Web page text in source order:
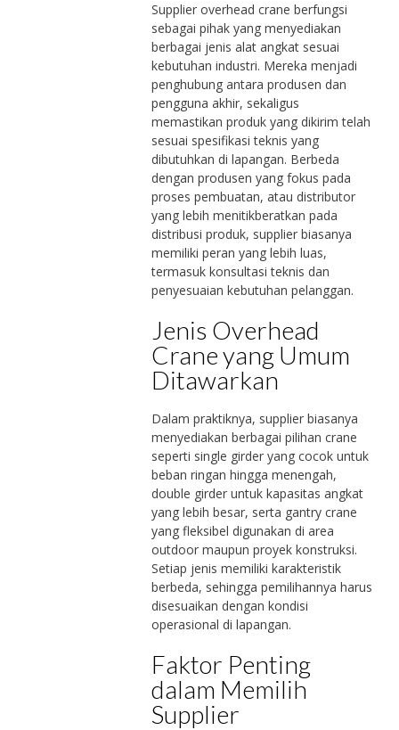
Supplier overhead crane berfungsi
sebagai pihak yang menyediakan
berbagai jenis alat angkat sesuai
kebutuhan industri. Mereka menjadi
penghubung antara produsen dan
pengguna akhir, sekaligus
memastikan produk yang dikirim telah
sesuai spesifikasi teknis yang
dibutuhkan di lapangan. Berbeda
dengan produsen yang fokus pada
proses pembuatan, atau distributor
yang lebih menitikberatkan pada
distribusi produk, supplier biasanya
memiliki peran yang lebih luas,
termasuk konsultasi teknis dan
penyesuaian kebutuhan pelanggan.
Jenis Overhead
Crane yang Umum
Ditawarkan
Dalam praktiknya, supplier biasanya
menyediakan berbagai pilihan crane
seperti single girder yang cocok untuk
beban ringan hingga menengah,
double girder untuk kapasitas angkat
yang lebih besar, serta gantry crane
yang fleksibel digunakan di area
outdoor maupun proyek konstruksi.
Setiap jenis memiliki karakteristik
berbeda, sehingga pemilihannya harus
disesuaikan dengan kondisi
operasional di lapangan.
Faktor Penting
dalam Memilih
Supplier